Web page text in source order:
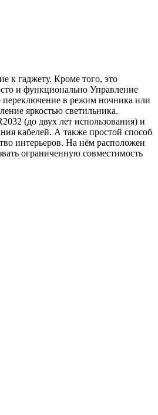
к гаджету. Кроме того, это
и функционально Управление
переключение в режим ночника или
яркостью светильника.
(до двух лет использования) и
кабелей. А также простой способ
интерьеров. На нём расположен
ограниченную совместимость